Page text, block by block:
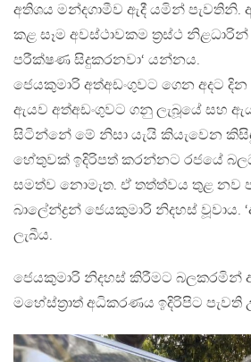
අතිශය මන්දගාමීව ඇදී යමින් පැවතිනි.
කළ සෑම අවස්ථාවකම ත්‍රස්ථ නිළධාරින්
පරීක්ෂණ සිදුකරනවා‘ යන්නය.
ජෙයකුමාරි අත්අඩංගුවට ගෙන අදට
ඇයව අත්අඩංගුවට ගනු ලැබූයේ සහ
සිටින්නේ මේ නිසා යැයි කියැවෙන
හේතුවක් ඉදිරිපත් කරන්නට රජයේ
සමත්ව නොමැත. ඒ තත්ත්වය තුළ නව
බාලේන්ද්‍රන් ජෙයකුමාරි නිදහස්
ලැබීය.
ජෙයකුමාරි නිදහස් කිරීමට බලකරමින්
මහේස්ත්‍රාත් අධිකරණය ඉදිරිපිට පැවති